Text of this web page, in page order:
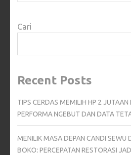
Cari
Recent Posts
TIPS CERDAS MEMILIH HP 2 JUTAAN
PERFORMA NGEBUT DAN DATA
MENILIK MASA DEPAN CANDI SEWU
BOKO: PERCEPATAN RESTORASI